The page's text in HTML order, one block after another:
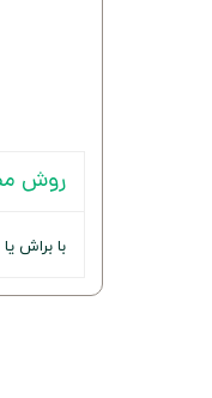
روش
با براش